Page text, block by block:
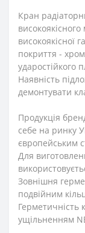
Кран
високоякісної
покриття -
ударостійкого
Наявність
демонтувати
Продукція
себе на ринку
європейським
Для
Зовнішня
подвійним
Герметичність
ущільненням